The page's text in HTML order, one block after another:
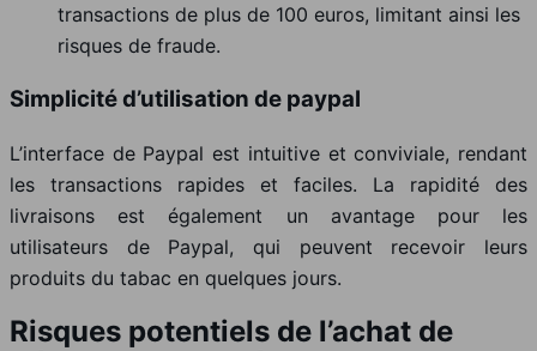
transactions de plus de 100 euros, limitant ainsi les
risques de fraude.
Simplicité d’utilisation de paypal
L’interface de Paypal est intuitive et conviviale, rendant
les transactions rapides et faciles. La rapidité des
livraisons est également un avantage pour les
utilisateurs de Paypal, qui peuvent recevoir leurs
produits du tabac en quelques jours.
Risques potentiels de l’achat de